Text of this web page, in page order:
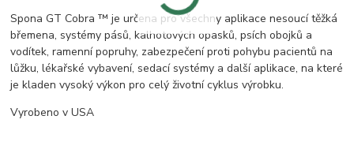
Spona GT Cobra ™ je určena pro všechny aplikace nesoucí těžká
břemena, systémy pásů, kalhotových opasků, psích obojků a
vodítek, ramenní popruhy, zabezpečení proti pohybu pacientů na
lůžku, lékařské vybavení, sedací systémy a další aplikace, na které
je kladen vysoký výkon pro celý životní cyklus výrobku.
Vyrobeno v USA